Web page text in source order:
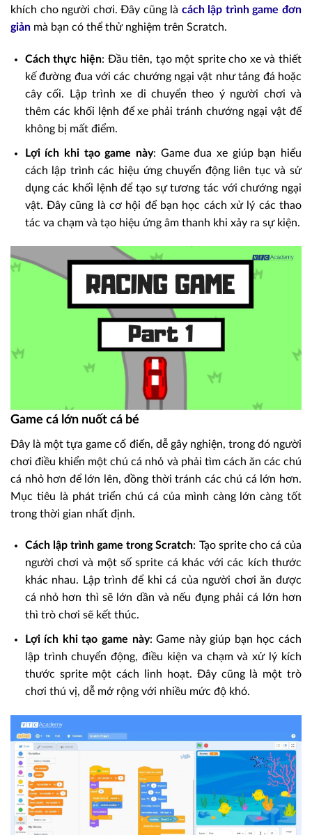
khích cho người chơi. Đây cũng là cách lập trình game đơn
giản mà bạn có thể thử nghiệm trên Scratch.
Cách thực hiện: Đầu tiên, tạo một sprite cho xe và thiết
kế đường đua với các chướng ngại vật như tảng đá hoặc
cây cối. Lập trình xe di chuyển theo ý người chơi và
thêm các khối lệnh để xe phải tránh chướng ngại vật để
không bị mất điểm.
Lợi ích khi tạo game này: Game đua xe giúp bạn hiểu
cách lập trình các hiệu ứng chuyển động liên tục và sử
dụng các khối lệnh để tạo sự tương tác với chướng ngại
vật. Đây cũng là cơ hội để bạn học cách xử lý các thao
tác va chạm và tạo hiệu ứng âm thanh khi xảy ra sự kiện.
Game cá lớn nuốt cá bé
Đây là một tựa game cổ điển, dễ gây nghiện, trong đó người
chơi điều khiển một chú cá nhỏ và phải tìm cách ăn các chú
cá nhỏ hơn để lớn lên, đồng thời tránh các chú cá lớn hơn.
Mục tiêu là phát triển chú cá của mình càng lớn càng tốt
trong thời gian nhất định.
Cách lập trình game trong Scratch: Tạo sprite cho cá của
người chơi và một số sprite cá khác với các kích thước
khác nhau. Lập trình để khi cá của người chơi ăn được
cá nhỏ hơn thì sẽ lớn dần và nếu đụng phải cá lớn hơn
thì trò chơi sẽ kết thúc.
Lợi ích khi tạo game này: Game này giúp bạn học cách
lập trình chuyển động, điều kiện va chạm và xử lý kích
thước sprite một cách linh hoạt. Đây cũng là một trò
chơi thú vị, dễ mở rộng với nhiều mức độ khó.